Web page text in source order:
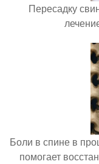
Пересадку
Боли в спине в
помогает